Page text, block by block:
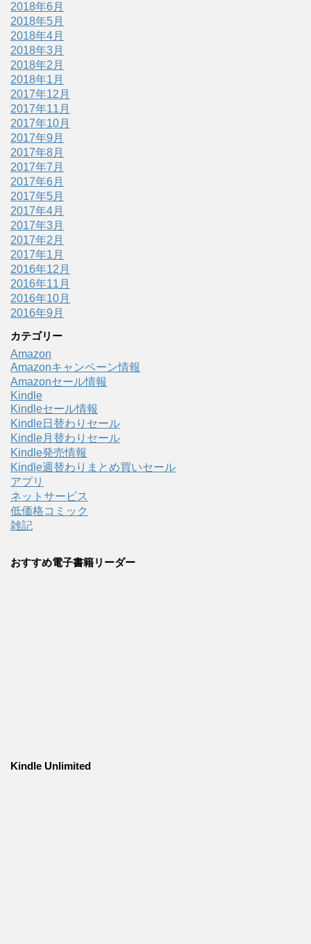
2018年6月
2018年5月
2018年4月
2018年3月
2018年2月
2018年1月
2017年12月
2017年11月
2017年10月
2017年9月
2017年8月
2017年7月
2017年6月
2017年5月
2017年4月
2017年3月
2017年2月
2017年1月
2016年12月
2016年11月
2016年10月
2016年9月
カテゴリー
Amazon
Amazonキャンペーン情報
Amazonセール情報
Kindle
Kindleセール情報
Kindle日替わりセール
Kindle月替わりセール
Kindle発売情報
Kindle週替わりまとめ買いセール
アプリ
ネットサービス
低価格コミック
雑記
おすすめ電子書籍リーダー
Kindle Unlimited